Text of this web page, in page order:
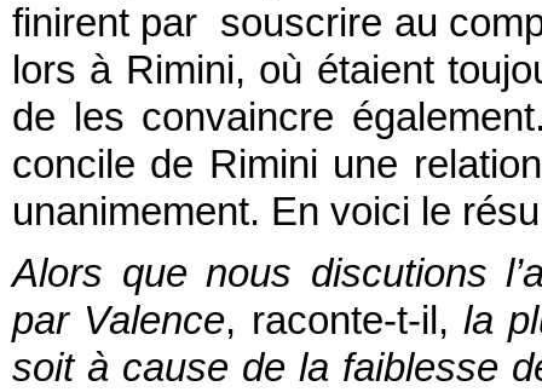
finirent par souscrire au
lors à Rimini, où étaient
de les convaincre
concile de Rimini une
unanimement. En voici le
Alors que nous discutions
par Valence, raconte-t-il,la
soit à cause de la faiblesse